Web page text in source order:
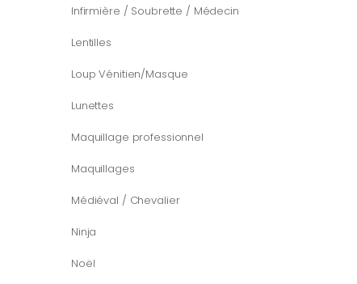
Infirmière / Soubrette / Médecin
Lentilles
Loup Vénitien/Masque
Lunettes
Maquillage professionnel
Maquillages
Médiéval / Chevalier
Ninja
Noël